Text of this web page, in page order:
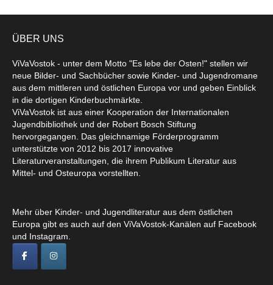
ÜBER UNS
ViVaVostok - unter dem Motto "Es lebe der Osten!" stellen wir
neue Bilder- und Sachbücher sowie Kinder- und Jugendromane
aus dem mittleren und östlichen Europa vor und geben Einblick
in die dortigen Kinderbuchmärkte.
ViVaVostok ist aus einer Kooperation der Internationalen
Jugendbibliothek und der Robert Bosch Stiftung
hervorgegangen. Das gleichnamige Förderprogramm
unterstützte von 2012 bis 2017 innovative
Literaturveranstaltungen, die ihrem Publikum Literatur aus
Mittel- und Osteuropa vorstellten.
Mehr über Kinder- und Jugendliteratur aus dem östlichen
Europa gibt es auch auf den ViVaVostok-Kanälen auf Facebook
und Instagram.